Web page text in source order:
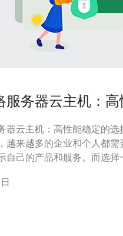
服务器云主机：高
主机：高性能稳定的选择 随着互联网
越来越多的企业和个人都需
自己的产品和服务。而选择
，有许多网络服务器云主机